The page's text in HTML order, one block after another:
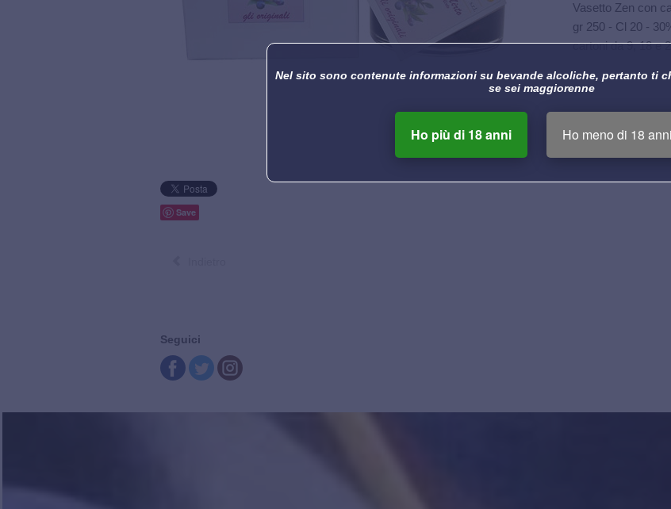
Vasetto Zen con
gr 250 - Cl 20 -
cartoni da 9, 18 e
Save
Seguici
Nel sito sono contenute informazioni su bevande alcoliche, pertanto ti
se sei maggiorenne
Ho più di 18 anni Ho meno di 18 anni